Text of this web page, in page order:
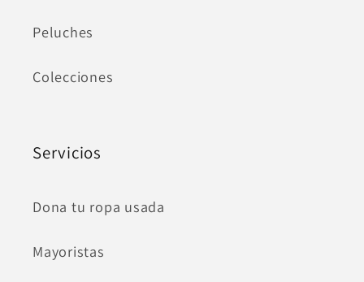
Peluches
Colecciones
Servicios
Dona tu ropa usada
Mayoristas